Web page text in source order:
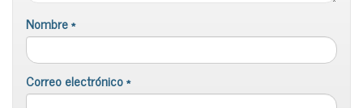
Nombre*
Correo electrónico*